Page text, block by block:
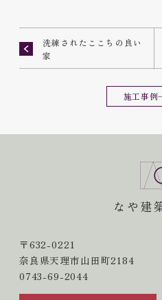
洗練されたここちの良い
家
施工事例
なや建
〒632-0221
奈良県天理市山田町2184
0743-69-2044